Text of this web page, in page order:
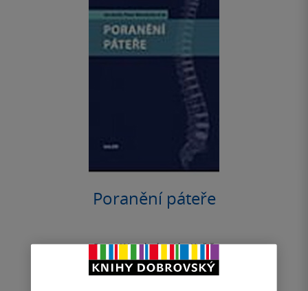
Poranění páteře
Peter Wendsche,Ján Kočiš
0.0
z